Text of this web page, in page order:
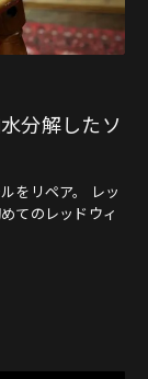
分解したソ
をリペア。 レッ
てのレッドウィ